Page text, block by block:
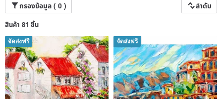
กรองข้อมูล ( 0 )
ลำดับ
สินค้า 81 ชิ้น
จัดส่งฟรี จัดส่งฟรี